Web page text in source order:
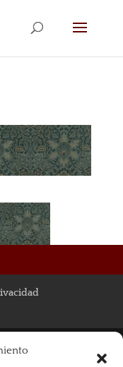
Redondo +